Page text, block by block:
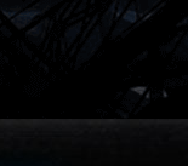
2240